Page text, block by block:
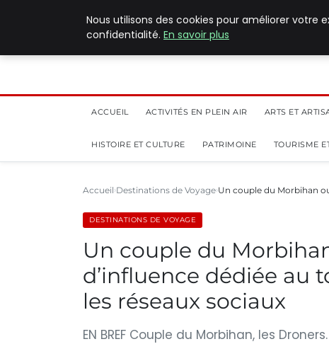
ACCUEIL ACTIVITÉS EN PLEIN AIR ARTS ET
HISTOIRE ET CULTURE PATRIMOINE TOURISME
Accueil Destinations de Voyage Un couple du Morbihan
DESTINATIONS DE VOYAGE
Un couple du
d’influence dédiée au
les réseaux sociaux
EN BREF Couple du Morbihan, les
Nous utilisons des cookies pour améliorer votre
confidentialité. En savoir plus